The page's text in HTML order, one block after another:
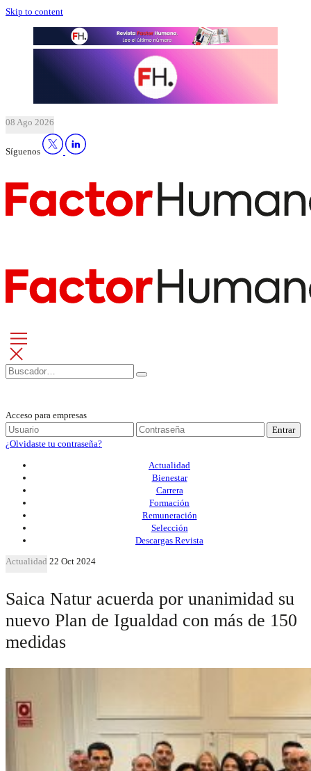
Skip to content
08 Ago 2026
Síguenos
Acceso para empresas
Entrar
¿Olvidaste tu contraseña?
Actualidad
Bienestar
Carrera
Formación
Remuneración
Selección
Descargas Revista
Actualidad 22 Oct 2024
Saica Natur acuerda por unanimidad su
nuevo Plan de Igualdad con más de 150
medidas